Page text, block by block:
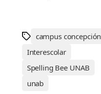
campus concepción
Interescolar
Spelling Bee UNAB
unab